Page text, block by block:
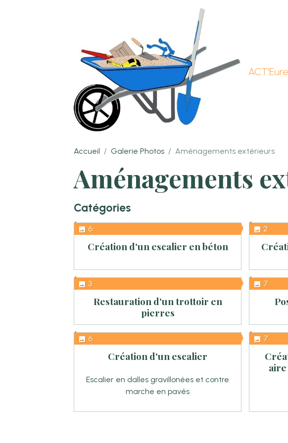
ACT'Eure
Accueil Galerie Photos Aménagements extérieurs
Aménagements
Catégories
6
Création d'un escalier en béton
2
3
Restauration d'un trottoir en
pierres
7
6
Création d'un escalier
Escalier en dalles gravillonées et contre
marche en pavés
7